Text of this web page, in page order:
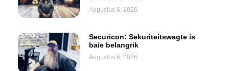
Augustus 6, 2026
Securicon: Sekuriteitswagte is
baie belangrik
Augustus 6, 2026